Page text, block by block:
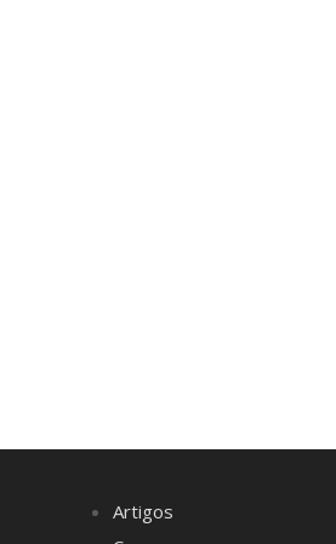
Artigos